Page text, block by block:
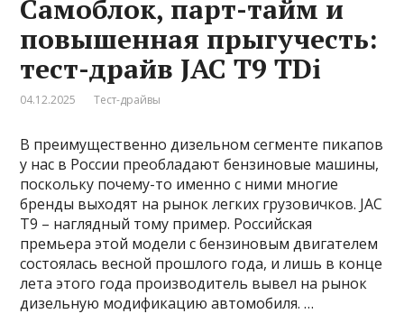
Самоблок, парт-тайм и
повышенная прыгучесть:
тест-драйв JAC T9 TDi
04.12.2025 Тест-драйвы
В преимущественно дизельном сегменте пикапов
у нас в России преобладают бензиновые машины,
поскольку почему-то именно с ними многие
бренды выходят на рынок легких грузовичков. JAC
T9 – наглядный тому пример. Российская
премьера этой модели с бензиновым двигателем
состоялась весной прошлого года, и лишь в конце
лета этого года производитель вывел на рынок
дизельную модификацию автомобиля. …